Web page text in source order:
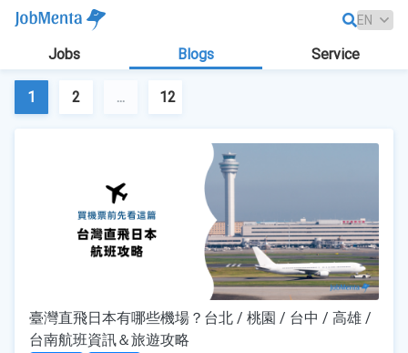
Jobs Blogs Service
1 2 ... 12
臺灣直飛日本有哪些機場？台北 / 桃園 / 台中 / 高雄 /
台南航班資訊＆旅遊攻略